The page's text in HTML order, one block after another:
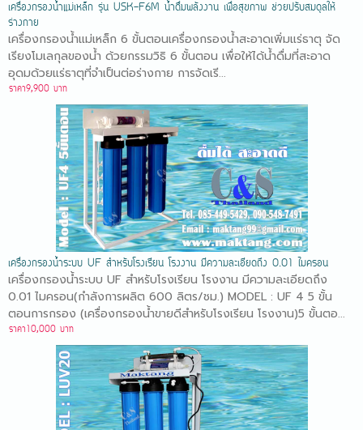
เครื่องกรองน้ำแม่เหล็ก รุ่น USK-F6M น้ำดื่มพลังงาน เพื่อสุขภาพ ช่วยปรับสมดุลให้
ร่างกาย
เครื่องกรองน้ำแม่เหล็ก 6 ขั้นตอนเครื่องกรองน้ำสะอาดเพิ่มแร่ธาตุ จัด
เรียงโมเลกุลของน้ำ ด้วยกรรมวิธิ 6 ขั้นตอน เพื่อให้ได้น้ำดื่มที่สะอาด
อุดมด้วยแร่ธาตุที่จำเป็นต่อร่างกาย การจัดเรี...
ราคา9,900 บาท
เครื่องกรองน้ำระบบ UF สำหรับโรงเรียน โรงงาน มีความละเอียดถึง 0.01 ไมครอน
เครื่องกรองน้ำระบบ UF สำหรับโรงเรียน โรงงาน มีความละเอียดถึง
0.01 ไมครอน(กำลังการผลิต 600 ลิตร/ชม.) MODEL : UF 4 5 ขั้น
ตอนการกรอง (เครื่องกรองน้ำขายดีสำหรับโรงเรียน โรงงาน)5 ขั้นตอ...
ราคา10,000 บาท